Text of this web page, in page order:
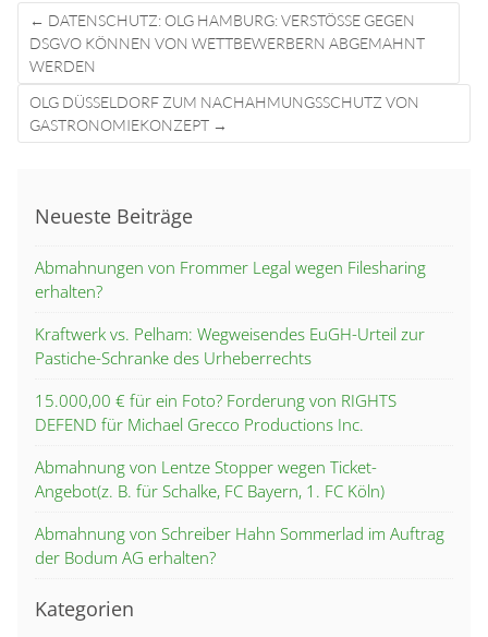
Post
navigation
← DATENSCHUTZ: OLG HAMBURG: VERSTÖSSE GEGEN D
SGVO KÖNNEN VON WETTBEWERBERN ABGEMAHNT W
ERDEN
OLG DÜSSELDORF ZUM NACHAHMUNGSSCHUTZ VON
GASTRONOMIEKONZEPT →
Neueste Beiträge
Abmahnungen von Frommer Legal wegen Filesharing
erhalten?
Kraftwerk vs. Pelham: Wegweisendes EuGH-Urteil zur
Pastiche-Schranke des Urheberrechts
15.000,00 € für ein Foto? Forderung von RIGHTS
DEFEND für Michael Grecco Productions Inc.
Abmahnung von Lentze Stopper wegen Ticket-
Angebot(z. B. für Schalke, FC Bayern, 1. FC Köln)
Abmahnung von Schreiber Hahn Sommerlad im Auftrag
der Bodum AG erhalten?
Kategorien